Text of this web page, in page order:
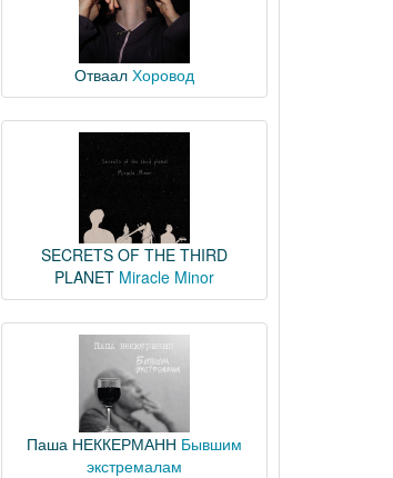
Отваал Хоровод
SECRETS OF THE THIRD
PLANET Miracle Minor
Паша НЕККЕРМАНН Бывшим
экстремалам